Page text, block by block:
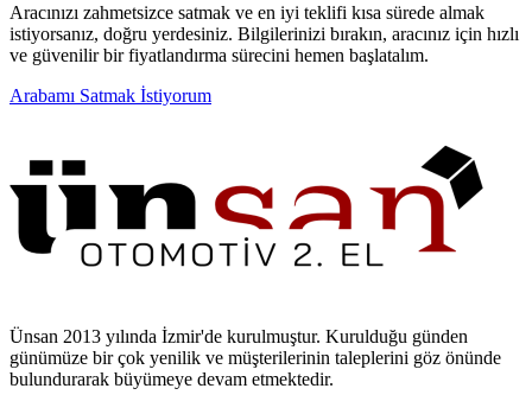
Aracınızı zahmetsizce satmak ve en iyi teklifi kısa sürede almak
istiyorsanız, doğru yerdesiniz. Bilgilerinizi bırakın, aracınız için hızlı
ve güvenilir bir fiyatlandırma sürecini hemen başlatalım.
Arabamı Satmak İstiyorum
Ünsan 2013 yılında İzmir'de kurulmuştur. Kurulduğu günden
günümüze bir çok yenilik ve müşterilerinin taleplerini göz önünde
bulundurarak büyümeye devam etmektedir.